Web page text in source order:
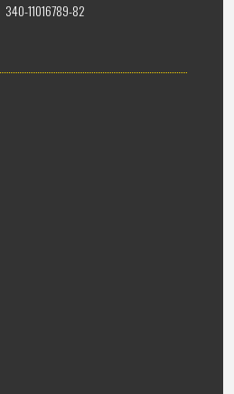
340-11016789-82